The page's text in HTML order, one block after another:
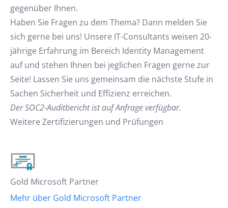
gegenüber Ihnen.
Haben Sie Fragen zu dem Thema? Dann melden Sie
sich gerne bei uns! Unsere IT-Consultants weisen 20-
jährige Erfahrung im Bereich Identity Management
auf und stehen Ihnen bei jeglichen Fragen gerne zur
Seite! Lassen Sie uns gemeinsam die nächste Stufe in
Sachen Sicherheit und Effizienz erreichen.
Der SOC2-Auditbericht ist auf Anfrage verfügbar.
Weitere Zertifizierungen und Prüfungen
Gold Microsoft Partner
Mehr über Gold Microsoft Partner